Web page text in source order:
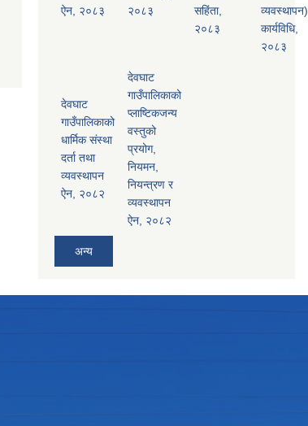
ऐन, २०८३
२०८३
सहिंता,
२०८३
व्यवस्थापन)
कार्यविधि,
२०८३
देवघाट
गाउँपालिकाको
धार्मिक संस्था
दर्ता तथा
व्यवस्थापन
ऐन, २०८२
देवघाट
गाउँपालिकाको
प्लाष्टिकजन्य
वस्तुको
प्रयोग,
नियमन,
नियन्त्रण र
व्यवस्थापन
ऐन, २०८२
अन्य